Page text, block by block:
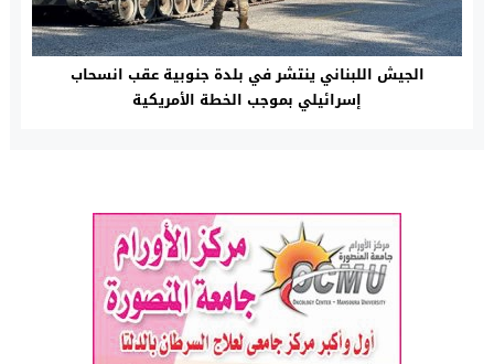
الجيش اللبناني ينتشر في بلدة جنوبية عقب انسحاب
إسرائيلي بموجب الخطة الأمريكية